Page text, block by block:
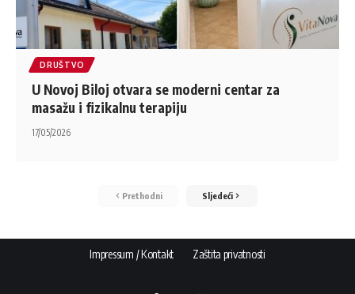
DRUŠTVO
U Novoj Biloj otvara se moderni centar za
masažu i fizikalnu terapiju
17/05/2026
Prethodni Sljedeći
Impressum / Kontakt Zaštita privatnosti